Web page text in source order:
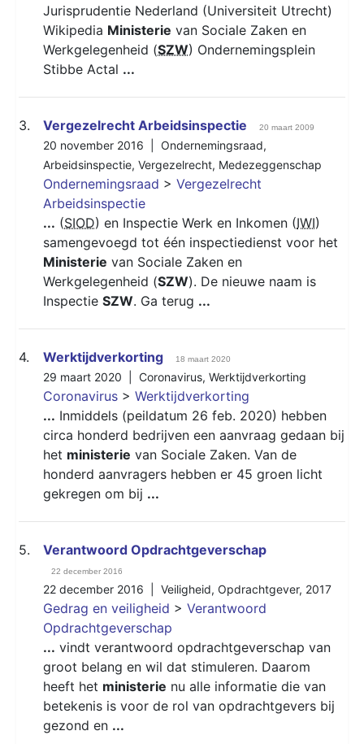
Jurisprudentie Nederland (Universiteit Utrecht)
Wikipedia Ministerie van Sociale Zaken en
Werkgelegenheid (SZW) Ondernemingsplein
Stibbe Actal ...
3. Vergezelrecht Arbeidsinspectie 20 maart 2009
20 november 2016 | Ondernemingsraad,
Arbeidsinspectie, Vergezelrecht, Medezeggenschap
Ondernemingsraad > Vergezelrecht
Arbeidsinspectie
... (SIOD) en Inspectie Werk en Inkomen (IWI)
samengevoegd tot één inspectiedienst voor het
Ministerie van Sociale Zaken en
Werkgelegenheid (SZW). De nieuwe naam is
Inspectie SZW. Ga terug ...
4. Werktijdverkorting 18 maart 2020
29 maart 2020 | Coronavirus, Werktijdverkorting
Coronavirus > Werktijdverkorting
... Inmiddels (peildatum 26 feb. 2020) hebben
circa honderd bedrijven een aanvraag gedaan bij
het ministerie van Sociale Zaken. Van de
honderd aanvragers hebben er 45 groen licht
gekregen om bij ...
5. Verantwoord Opdrachtgeverschap
22 december 2016
22 december 2016 | Veiligheid, Opdrachtgever, 2017
Gedrag en veiligheid > Verantwoord
Opdrachtgeverschap
... vindt verantwoord opdrachtgeverschap van
groot belang en wil dat stimuleren. Daarom
heeft het ministerie nu alle informatie die van
betekenis is voor de rol van opdrachtgevers bij
gezond en ...